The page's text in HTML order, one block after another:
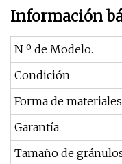
Información
N º de Modelo.
Condición
Forma de
Garantía
Tamaño de